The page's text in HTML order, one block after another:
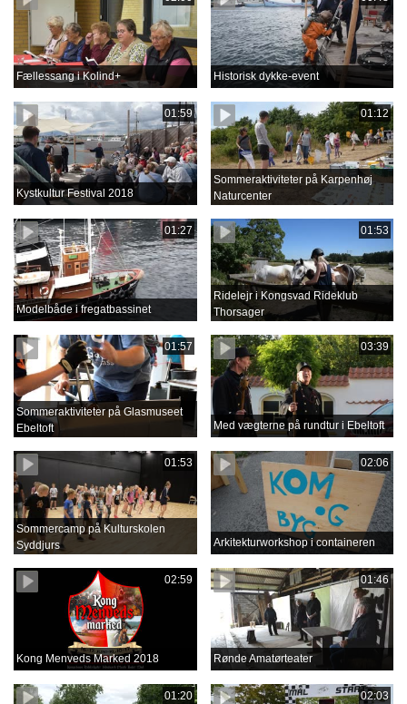
Fællessang i Kolind+ Historisk dykke-event
01:59
Kystkultur Festival 2018
01:12
Sommeraktiviteter på Karpenhøj
Naturcenter
01:27
Modelbåde i fregatbassinet
01:53
Ridelejr i Kongsvad Rideklub
Thorsager
01:57
Sommeraktiviteter på Glasmuseet
Ebeltoft
03:39
Med vægterne på rundtur i Ebeltoft
01:53
Sommercamp på Kulturskolen
Syddjurs
02:06
Arkitekturworkshop i containeren
02:59
Kong Menveds Marked 2018
01:46
Rønde Amatørteater
01:20 02:03